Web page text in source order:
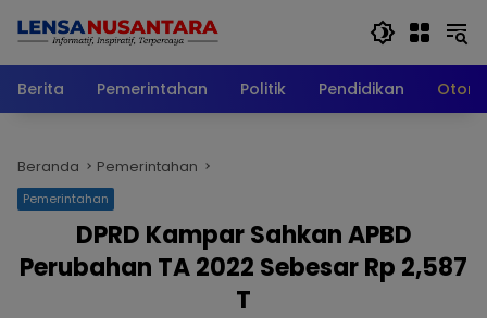
Berita
Pemerintahan Politik Pendidikan
Beranda Pemerintahan
Pemerintahan
DPRD Kampar Sahkan APBD
Perubahan TA 2022 Sebesar Rp 2,587
T